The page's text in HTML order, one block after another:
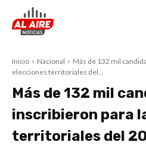
Inicio Nacional
Más de 132 mil
elecciones territoriales del...
Más de 132 mil
inscribieron para
territoriales del